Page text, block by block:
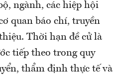
ngành, các hiệp hội
quan báo chí, truyền
Thời hạn đề cử là
tiếp theo trong quy
thẩm định thực tế và